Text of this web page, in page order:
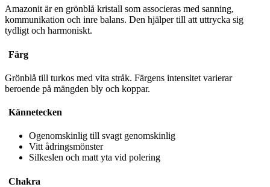
Amazonit är en grönblå kristall som associeras med sanning,
kommunikation och inre balans. Den hjälper till att uttrycka sig
tydligt och harmoniskt.
Färg
Grönblå till turkos med vita stråk. Färgens intensitet varierar
beroende på mängden bly och koppar.
Kännetecken
Ogenomskinlig till svagt genomskinlig
Vitt ådringsmönster
Silkeslen och matt yta vid polering
Chakra